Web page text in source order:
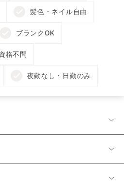
髪色・ネイル自由
ブランクOK
格不問
夜勤なし・日勤のみ